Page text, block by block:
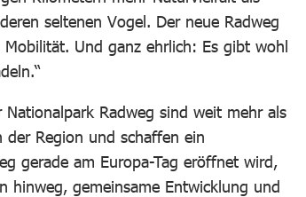
seltenen Vogel. Der neue Radweg
Und ganz ehrlich: Es gibt wohl
Radweg sind weit mehr als
Region und schaffen ein
gerade am Europa-Tag eröffnet wird,
hinweg, gemeinsame Entwicklung und